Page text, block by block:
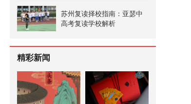
苏州复读择校指南：亚瑟中
高考复读学校解析
精彩新闻